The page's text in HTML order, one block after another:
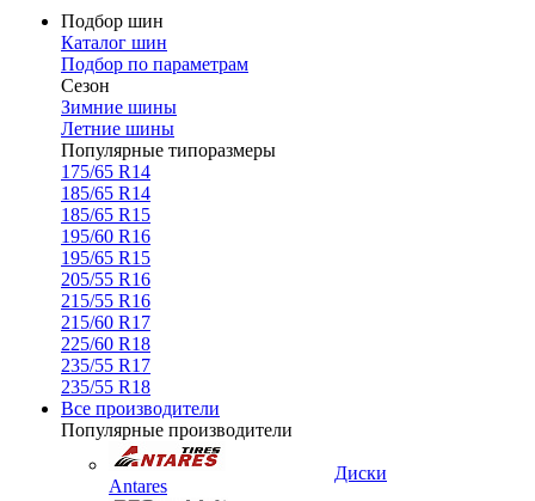
Подбор шин
Каталог шин
Подбор по параметрам
Сезон
Зимние шины
Летние шины
Популярные типоразмеры
175/65 R14
185/65 R14
185/65 R15
195/60 R16
195/65 R15
205/55 R16
215/55 R16
215/60 R17
225/60 R18
235/55 R17
235/55 R18
Все производители
Популярные производители
Antares
Диски